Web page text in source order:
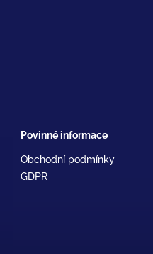
Povinné informace
Obchodní podmínky
GDPR